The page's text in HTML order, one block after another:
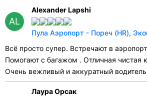
AL
Alexander Lapshi
Пула Аэропорт - Пореч (HR),
Всё просто супер. Встречают в
Помогают с багажом . Отличная чистая
Очень вежливый и аккуратный
Лаура Орсак